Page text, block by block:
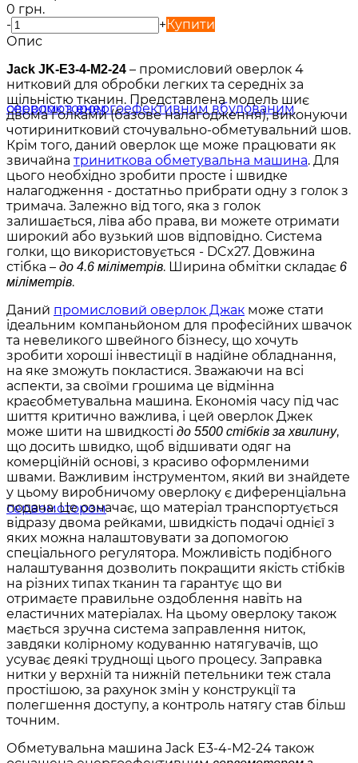
0 грн.
-
+Купити
Опис
Jack JK-E3-4-M2-24 – промисловий оверлок 4
нитковий для обробки легких та середніх за
щільністю тканин. Представлена модель шиє
двома голками (базове налагодження), виконуючи
чотиринитковий сточувально-обметувальний шов.
Крім того, даний оверлок ще може працювати як
звичайна триниткова обметувальна машина. Для
цього необхідно зробити просте і швидке
налагодження - достатньо прибрати одну з голок з
тримача. Залежно від того, яка з голок
залишається, ліва або права, ви можете отримати
широкий або вузький шов відповідно. Система
голки, що використовується - DCx27. Довжина
стібка – до 4.6 міліметрів. Ширина обмітки складає 6
міліметрів.
Даний промисловий оверлок Джак може стати
ідеальним компаньйоном для професійних швачок
та невеликого швейного бізнесу, що хочуть
зробити хороші інвестиції в надійне обладнання,
на яке зможуть покластися. Зважаючи на всі
аспекти, за своїми грошима це відмінна
краєобметувальна машина. Економія часу під час
шиття критично важлива, і цей оверлок Джек
може шити на швидкості до 5500 стібків за хвилину,
що досить швидко, щоб відшивати одяг на
комерційній основі, з красиво оформленими
швами. Важливим інструментом, який ви знайдете
у цьому виробничому оверлоку є диференціальна
подача. Це означає, що матеріал транспортується
відразу двома рейками, швидкість подачі однієї з
яких можна налаштовувати за допомогою
спеціального регулятора. Можливість подібного
налаштування дозволить покращити якість стібків
на різних типах тканин та гарантує що ви
отримаєте правильне оздоблення навіть на
еластичних матеріалах. На цьому оверлоку також
мається зручна система заправлення ниток,
завдяки колірному кодуванню натягувачів, що
усуває деякі труднощі цього процесу. Заправка
нитки у верхній та нижній петельники теж стала
простішою, за рахунок змін у конструкції та
полегшення доступу, а контроль натягу став більш
точним.
Обметувальна машина Jack E3-4-M2-24 також